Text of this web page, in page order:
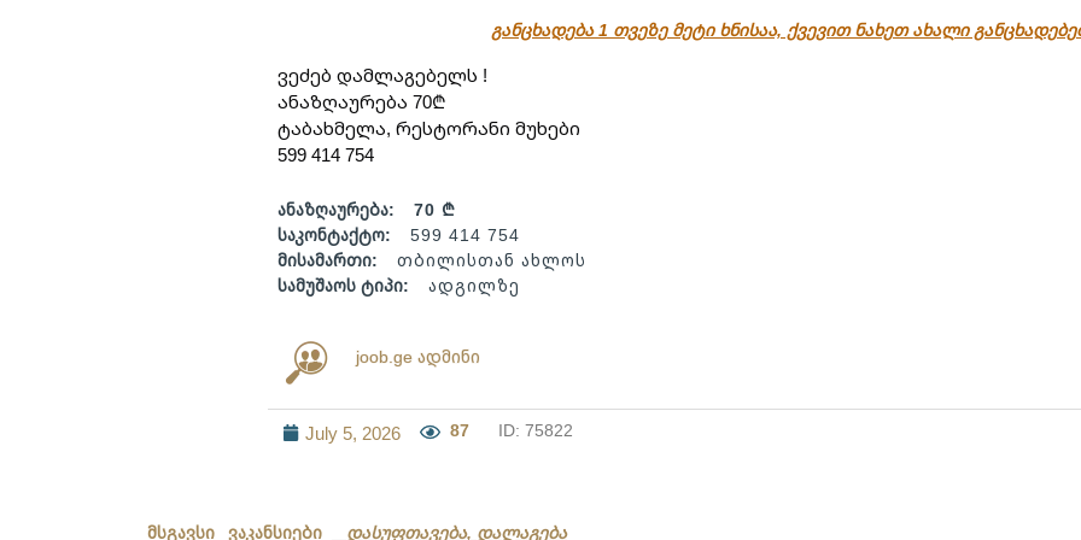
განცხადება 1 თვეზე მეტი ხნისაა, ქვევით ნახეთ ახალი
ვეძებ დამლაგებელს !
ანაზღაურება 70₾
ტაბახმელა, რესტორანი მუხები
599 414 754
ანაზღაურება:
70 ₾
საკონტაქტო:
599 414 754
მისამართი:
თბილისთან ახლოს
სამუშაოს ტიპი:
ადგილზე
joob.ge ადმინი
July 5, 2026 87 ID: 75822
მსგავსი ვაკანსიები დასუფთავება, დალაგება